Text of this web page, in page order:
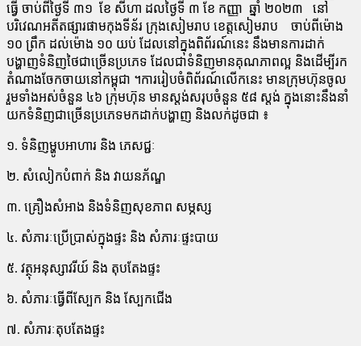
ធ្វើ ចាប់​ពី​ថ្ងៃទី ​៣១ ខែ សីហា ដលថ្ងៃទី ៣ ខែ កញ្ញា ឆ្នាំ ២០២៣ នៅ
បរិវេណអតីតផ្សារផាមកុងទីន័រ ក្រុងសៀមរាប ខេត្តសៀមរាប ចាប់ពី​ម៉ោង
១០ ព្រឹក ដល់​ម៉ោង ១០ យប់ ដែលនៅ​ក្នុង​ពិព័រណ៍​នេះ នឹងមានការដាក់
បង្ហាញ​ទំនិញ​ថៃជាច្រើនប្រភេទ​ ដែល​ជា​ទំនិញ​មាន​គុណ​ភាព​ល្អ​​ និងដើម្បី​រក​
តំណាង​ចែកចាយ​នៅ​កម្ពុជា ។ការ​រៀប​ចំ​​ពិព័រណ៍​​លើក​នេះ មាន​ក្រុមហ៊ុន​ចូល
រួម​ទាំង​អស់​ចំនួន​ ៤៦ ក្រុមហ៊ុន​ មាន​ស្តង់​សរុប​ចំនួន ៥៨​ ស្តង់ ក្នុង​នោះ​នឹង​នាំ​
យក​ទំនិញ​ជា​ច្រើន​ប្រភេទ​មក​ដាក់​បង្ហាញ​ និងលក់​ដូចជា ៖
១. ទំនិញម្ហូបអាហារ និង ភេសជ្ជៈ
២. សំលៀកបំពាក់ និង វាយនភ័ណ្ឌ
៣. ​គ្រឿងសំអាង និងទំនិញសុខភាព សម្ភស្ស
៤. សំភារៈប្រើប្រាស់ក្នុងផ្ទះ និង សំភារៈផ្ទះបាយ
៥. វត្ថុអនុស្សាវរីយ៍ និង តុបតែងផ្ទះ
៦. សំភារៈធ្វើពីស្បែក និង ស្បែកជើង
៧. សំភារៈតុបតែងផ្ទះ